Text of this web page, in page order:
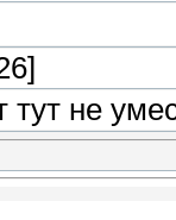
тут не